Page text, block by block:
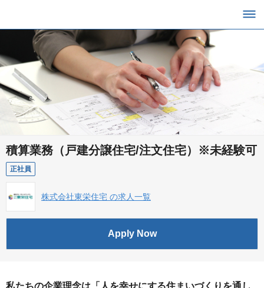
積算業務（戸建分譲住宅/注文住宅）※未経験可
正社員
株式会社東栄住宅 の求人一覧
Apply Now